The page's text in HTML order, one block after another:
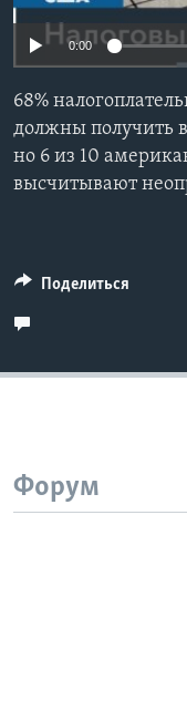
Learning English
СОЦИАЛЬНЫЕ СЕТИ
0:00
68%
должны получить
но 6 из 10
высчитывают
Поделиться
Форум